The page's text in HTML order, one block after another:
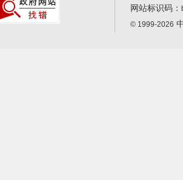
网站标识码：
© 1999-2026